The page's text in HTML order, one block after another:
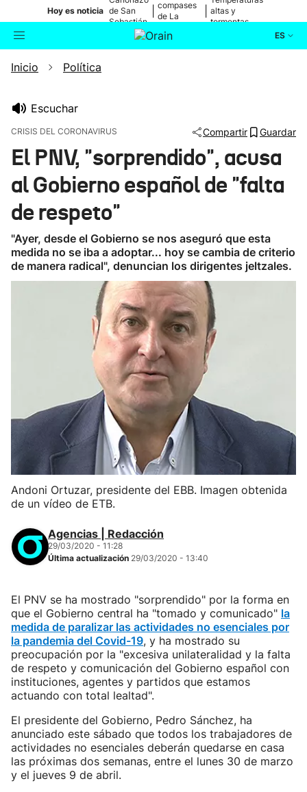
Hoy es noticia de San
Sebastián
compases
de La
altas y
tormentas
ES
Buscador
Ikusmiran
Inicio Política
Escuchar
CRISIS DEL CORONAVIRUS Compartir Guardar
El PNV, "sorprendido", acusa
al Gobierno español de "falta
de respeto"
"Ayer, desde el Gobierno se nos aseguró que esta
medida no se iba a adoptar... hoy se cambia de criterio
de manera radical", denuncian los dirigentes jeltzales.
Andoni Ortuzar, presidente del EBB. Imagen obtenida
de un vídeo de ETB.
Agencias | Redacción
29/03/2020 - 11:28
Última actualización 29/03/2020 - 13:40
El PNV se ha mostrado "sorprendido" por la forma en
que el Gobierno central ha "tomado y comunicado" la
medida de paralizar las actividades no esenciales por
la pandemia del Covid-19, y ha mostrado su
preocupación por la "excesiva unilateralidad y la falta
de respeto y comunicación del Gobierno español con
instituciones, agentes y partidos que estamos
actuando con total lealtad".
El presidente del Gobierno, Pedro Sánchez, ha
anunciado este sábado que todos los trabajadores de
actividades no esenciales deberán quedarse en casa
las próximas dos semanas, entre el lunes 30 de marzo
y el jueves 9 de abril.